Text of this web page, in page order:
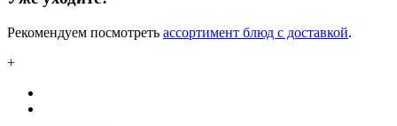
Рекомендуем посмотреть ассортимент блюд с доставкой.
+